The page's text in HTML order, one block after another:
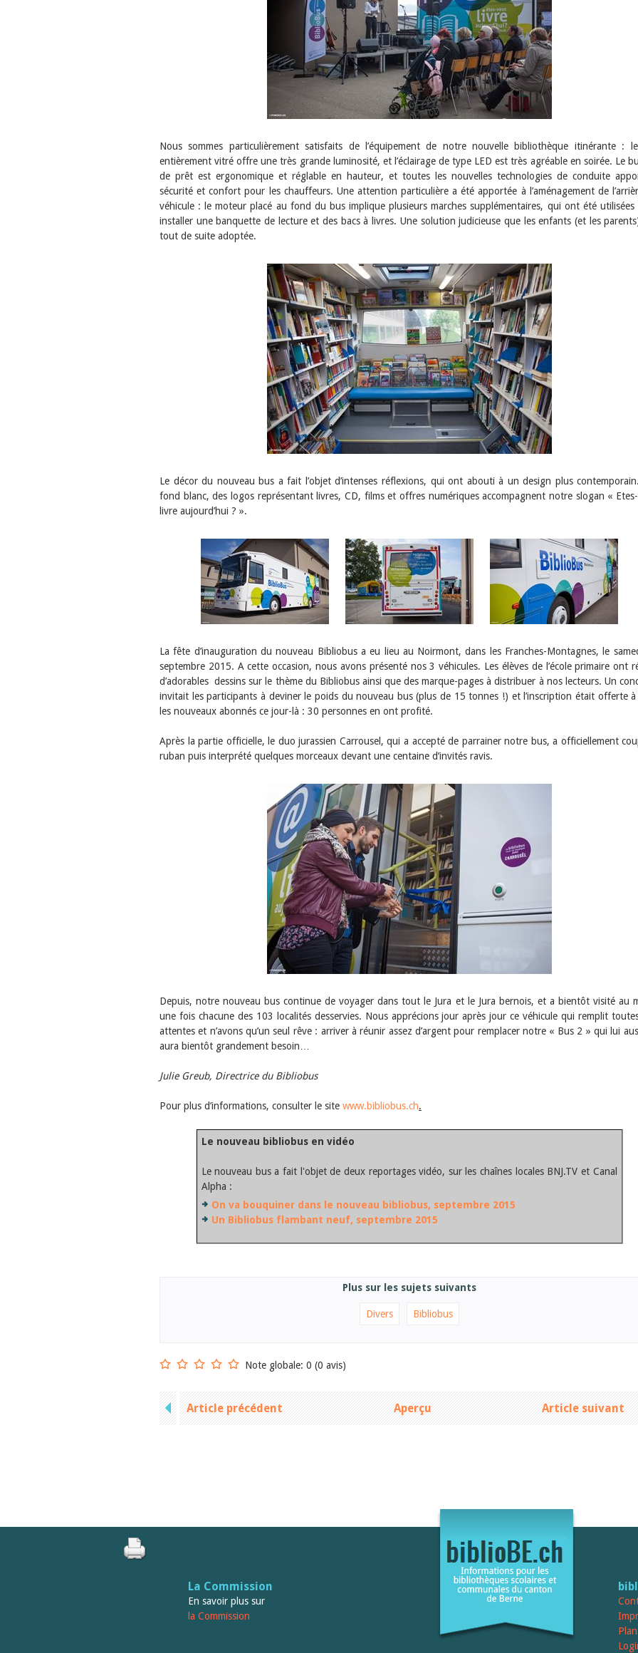
Nous sommes particulièrement satisfaits de l’équipement de notre nouvelle bibliothèque itinérante :
entièrement vitré offre une très grande luminosité, et l’éclairage de type LED est très agréable en soirée. Le
de prêt est ergonomique et réglable en hauteur, et toutes les nouvelles technologies de conduite
sécurité et confort pour les chauffeurs. Une attention particulière a été apportée à l’aménagement de
véhicule : le moteur placé au fond du bus implique plusieurs marches supplémentaires, qui ont été utilisées
installer une banquette de lecture et des bacs à livres. Une solution judicieuse que les enfants (et les
tout de suite adoptée.
Le décor du nouveau bus a fait l’objet d’intenses réflexions, qui ont abouti à un design plus
fond blanc, des logos représentant livres, CD, films et offres numériques accompagnent notre slogan «
livre aujourd’hui ? ».
La fête d’inauguration du nouveau Bibliobus a eu lieu au Noirmont, dans les Franches-Montagnes, le
septembre 2015. A cette occasion, nous avons présenté nos 3 véhicules. Les élèves de l’école primaire ont
d’adorables dessins sur le thème du Bibliobus ainsi que des marque-pages à distribuer à nos lecteurs. Un
invitait les participants à deviner le poids du nouveau bus (plus de 15 tonnes !) et l’inscription était offerte
les nouveaux abonnés ce jour-là : 30 personnes en ont profité.
Après la partie officielle, le duo jurassien Carrousel, qui a accepté de parrainer notre bus, a officiellement
ruban puis interprété quelques morceaux devant une centaine d’invités ravis.
Depuis, notre nouveau bus continue de voyager dans tout le Jura et le Jura bernois, et a bientôt visité au
une fois chacune des 103 localités desservies. Nous apprécions jour après jour ce véhicule qui remplit
attentes et n’avons qu’un seul rêve : arriver à réunir assez d’argent pour remplacer notre « Bus 2 » qui lui
aura bientôt grandement besoin…
Julie Greub, Directrice du Bibliobus
Pour plus d’informations, consulter le site www.bibliobus.ch.
Le nouveau bibliobus en vidéo
Le nouveau bus a fait l'objet de deux reportages vidéo, sur les chaînes locales BNJ.TV et Canal
Alpha :
On va bouquiner dans le nouveau bibliobus, septembre 2015
Un Bibliobus flambant neuf, septembre 2015
Plus sur les sujets suivants
Divers Bibliobus
Note globale: 0 (0 avis)
Article précédent Aperçu Article suivant
La Commission
En savoir plus sur
la Commission